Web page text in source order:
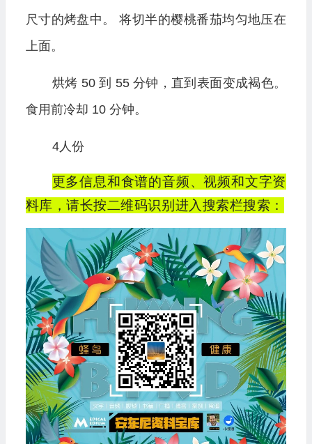
尺寸的烤盘中。 将切半的樱桃番茄均匀地压在
上面。
烘烤 50 到 55 分钟，直到表面变成褐色。
食用前冷却 10 分钟。
4人份
更多信息和食谱的音频、视频和文字资
料库，请长按二维码识别进入搜索栏搜索：